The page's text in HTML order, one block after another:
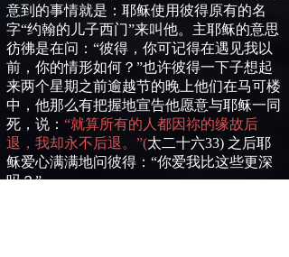
意到的事情就是：耶稣使用彼得原有的名
字“约翰的儿子西门”来叫他。主耶稣的意思
彷彿是在问： “彼得，你可记得在遇见我以
前，你的情形如何？ ”也许彼得一下子想起
来两个星期之前逾越节的晚上他们在马可楼
中，他那么有把握地宣告他愿意与耶稣一同
死，说： “就算所有的人都因祢的缘故后
退，我却永不后退。”(太二十六33) 之后耶
稣爱心满满地问彼得： “你爱我比这些更深
吗？”